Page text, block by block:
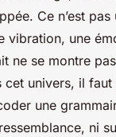
Ce n’est
vibration, une
ne se montre
cet univers, il
une
ni